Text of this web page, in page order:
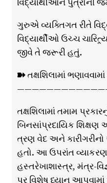
ગુરુએ વ્યક્તિગત રીતે
વિદ્યાર્થીઓ ઉચ્ચ
જીવે તે જરૂરી હતું.
➽ તક્ષશિલામાં
તક્ષશિલામાં તમામ
બિનસાંપ્રદાયિક
ત્રણ વેદ અને
હતો. આ ઉપરાંત વ્યાકરણ,
હસ્તરેખાશાસ્ત્ર, મંત્ર-
પર વિશેષ ધ્યાન